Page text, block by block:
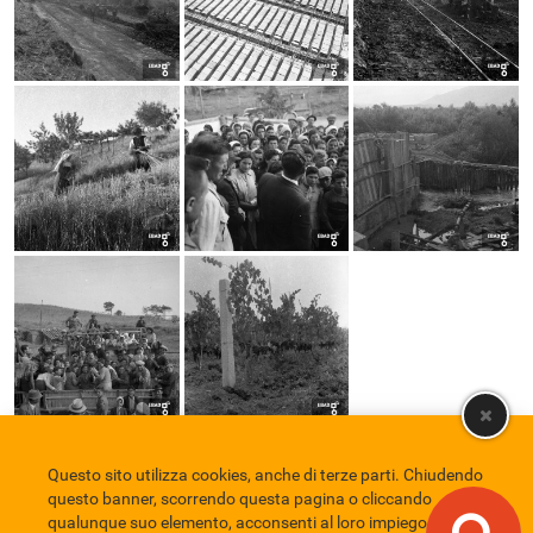
Comune di Eboli Servizio Bibliotecario Nazionale
Privacy policy
Credits
Questo sito utilizza cookies, anche di terze parti. Chiudendo
questo banner, scorrendo questa pagina o cliccando
qualunque suo elemento, acconsenti al loro impiego in